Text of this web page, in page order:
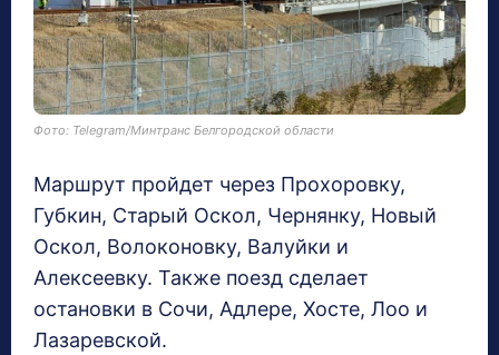
Фото: Telegram/Минтранс Белгородской области
Маршрут пройдет через Прохоровку,
Губкин, Старый Оскол, Чернянку, Новый
Оскол, Волоконовку, Валуйки и
Алексеевку. Также поезд сделает
остановки в Сочи, Адлере, Хосте, Лоо и
Лазаревской.